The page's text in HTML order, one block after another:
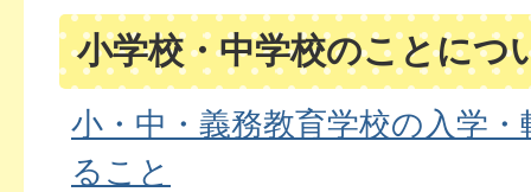
小学校・中学校のことにつ
小・中・義務教育学校の入学
ること